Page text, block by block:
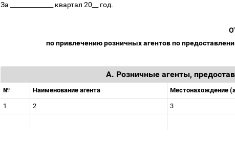
За ______________ квартал 20__ год.
по привлечению розничных агентов по
А. Розничные агенты,
№ Наименование агента Местонахождение
1 2 3